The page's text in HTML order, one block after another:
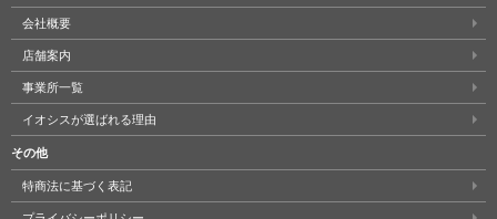
会社概要
店舗案内
事業所一覧
イオシスが選ばれる理由
その他
特商法に基づく表記